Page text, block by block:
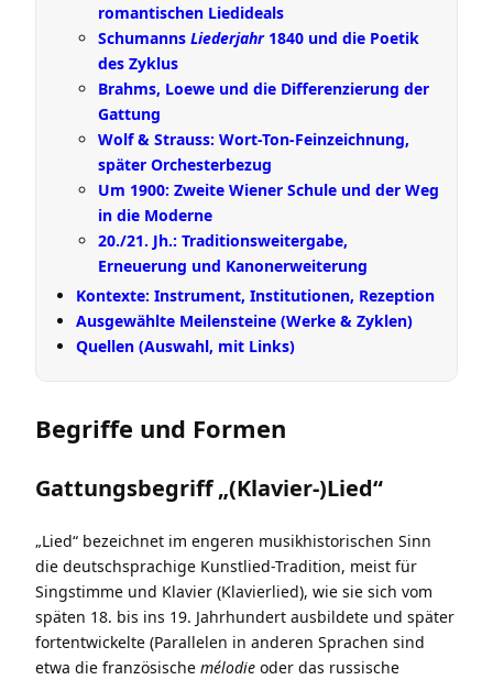
romantischen Liedideals
Schumanns Liederjahr1840 und die Poetik
des Zyklus
Brahms, Loewe und die Differenzierung der
Gattung
Wolf & Strauss: Wort-Ton-Feinzeichnung,
später Orchesterbezug
Um 1900: Zweite Wiener Schule und der Weg
in die Moderne
20./21. Jh.: Traditionsweitergabe,
Erneuerung und Kanonerweiterung
Kontexte: Instrument, Institutionen, Rezeption
Ausgewählte Meilensteine (Werke & Zyklen)
Quellen (Auswahl, mit Links)
Begriffe und Formen
Gattungsbegriff „(Klavier-)Lied“
„Lied“ bezeichnet im engeren musikhistorischen Sinn
die deutschsprachige Kunstlied-Tradition, meist für
Singstimme und Klavier (Klavierlied), wie sie sich vom
späten 18. bis ins 19. Jahrhundert ausbildete und später
fortentwickelte (Parallelen in anderen Sprachen sind
etwa die französische mélodie oder das russische